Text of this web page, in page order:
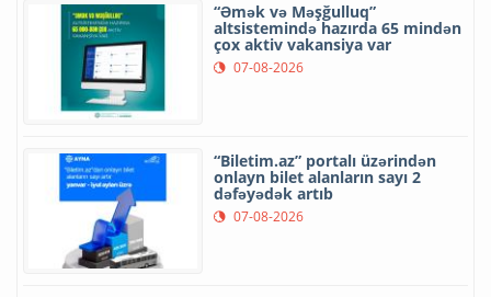
“Əmək və Məşğulluq”
altsistemində hazırda 65 mindən
çox aktiv vakansiya var
07-08-2026
“Biletim.az” portalı üzərindən
onlayn bilet alanların sayı 2
dəfəyədək artıb
07-08-2026